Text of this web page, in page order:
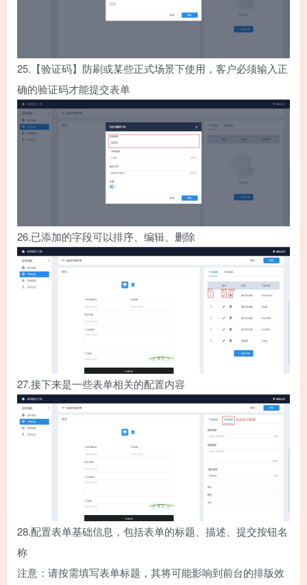
25. 【验证码】防刷或某些正式场景下使用，客户必须输入正
确的验证码才能提交表单
26.已添加的字段可以排序、编辑、删除
27.接下来是一些表单相关的配置内容
28.配置表单基础信息，包括表单的标题、描述、提交按钮名
称
注意：请按需填写表单标题，其将可能影响到前台的排版效